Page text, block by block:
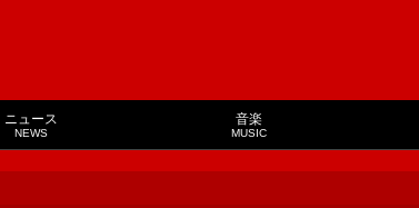
ニュース
NEWS
音楽
MUSIC